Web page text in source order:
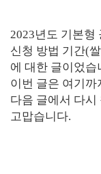
2023년도 기본형
신청 방법 기간(
에 대한 글이었습
이번 글은 여기까
다음 글에서 다시
고맙습니다.